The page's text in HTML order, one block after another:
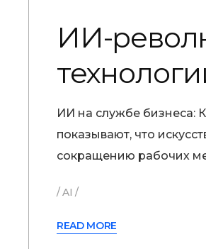
ИИ-
ИИ на службе бизнеса:
показывают, что
сокращению рабочих
AI
READ MORE